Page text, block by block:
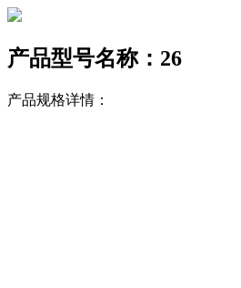
产品型号名称：26
产品规格详情：